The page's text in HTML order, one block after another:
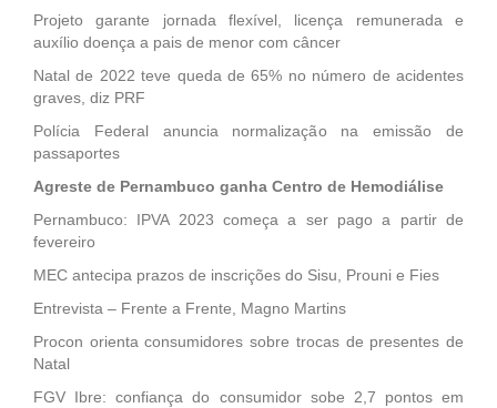
Projeto garante jornada flexível, licença remunerada e
auxílio doença a pais de menor com câncer
Natal de 2022 teve queda de 65% no número de acidentes
graves, diz PRF
Polícia Federal anuncia normalização na emissão de
passaportes
Agreste de Pernambuco ganha Centro de Hemodiálise
Pernambuco: IPVA 2023 começa a ser pago a partir de
fevereiro
MEC antecipa prazos de inscrições do Sisu, Prouni e Fies
Entrevista – Frente a Frente, Magno Martins
Procon orienta consumidores sobre trocas de presentes de
Natal
FGV Ibre: confiança do consumidor sobe 2,7 pontos em